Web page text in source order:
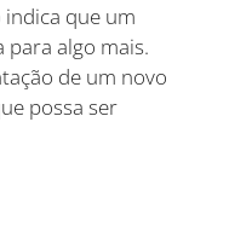
que um
algo mais.
de um novo
possa ser